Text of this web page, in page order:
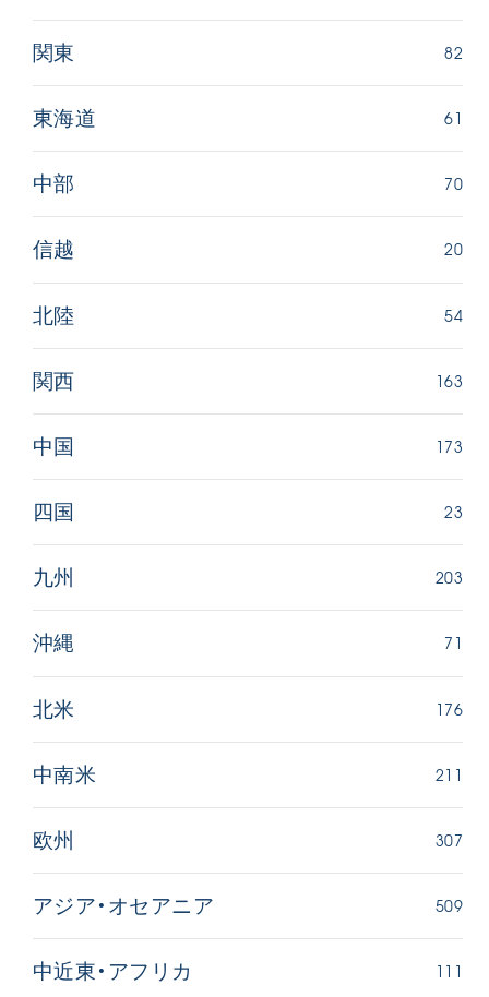
関東 82
東海道 61
中部 70
信越 20
北陸 54
関西 163
中国 173
四国 23
九州 203
沖縄 71
北米 176
中南米 211
欧州 307
アジア・オセアニア 509
中近東・アフリカ 111